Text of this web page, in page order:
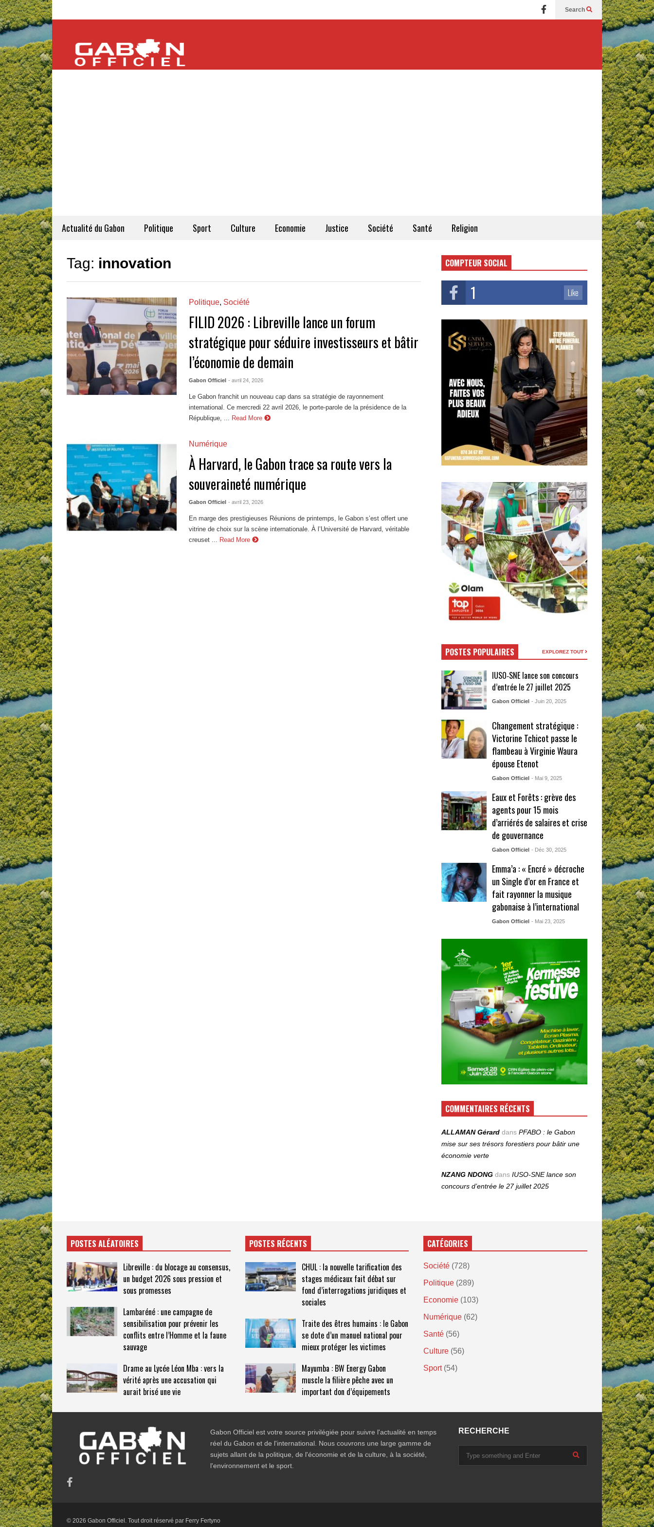
Search
Actualité du Gabon Politique Sport Culture Economie Justice Société Santé Religion
Tag: innovation
Politique, Société
FILID 2026 : Libreville lance un forum
stratégique pour séduire investisseurs et bâtir
l’économie de demain
Gabon Officiel - avril 24, 2026
Le Gabon franchit un nouveau cap dans sa stratégie de rayonnement
international. Ce mercredi 22 avril 2026, le porte-parole de la présidence de la
République, ...
Read More
Numérique
À Harvard, le Gabon trace sa route vers la
souveraineté numérique
Gabon Officiel - avril 23, 2026
En marge des prestigieuses Réunions de printemps, le Gabon s’est offert une
vitrine de choix sur la scène internationale. À l’Université de Harvard, véritable
creuset ...
Read More
COMPTEUR SOCIAL
1 Like
POSTES POPULAIRES EXPLOREZ TOUT
IUSO‑SNE lance son concours
d’entrée le 27 juillet 2025
Gabon Officiel - Juin 20, 2025
Changement stratégique :
Victorine Tchicot passe le
flambeau à Virginie Waura
épouse Etenot
Gabon Officiel - Mai 9, 2025
Eaux et Forêts : grève des
agents pour 15 mois
d’arriérés de salaires et crise
de gouvernance
Gabon Officiel - Déc 30, 2025
Emma’a : « Encré » décroche
un Single d’or en France et
fait rayonner la musique
gabonaise à l’international
Gabon Officiel - Mai 23, 2025
COMMENTAIRES RÉCENTS
ALLAMAN Gérard dansPFABO : le Gabon
mise sur ses trésors forestiers pour bâtir une
économie verte
NZANG NDONG dansIUSO‑SNE lance son
concours d’entrée le 27 juillet 2025
POSTES ALÉATOIRES
Libreville : du blocage au consensus,
un budget 2026 sous pression et
sous promesses
Lambaréné : une campagne de
sensibilisation pour prévenir les
conflits entre l’Homme et la faune
sauvage
Drame au Lycée Léon Mba : vers la
vérité après une accusation qui
aurait brisé une vie
POSTES RÉCENTS
CHUL : la nouvelle tarification des
stages médicaux fait débat sur
fond d’interrogations juridiques et
sociales
Traite des êtres humains : le Gabon
se dote d’un manuel national pour
mieux protéger les victimes
Mayumba : BW Energy Gabon
muscle la filière pêche avec un
important don d’équipements
CATÉGORIES
Société (728)
Politique (289)
Economie (103)
Numérique (62)
Santé (56)
Culture (56)
Sport (54)
Gabon Officiel est votre source privilégiée pour suivre l'actualité en temps
réel du Gabon et de l'international. Nous couvrons une large gamme de
sujets allant de la politique, de l'économie et de la culture, à la société,
l'environnement et le sport.
RECHERCHE
© 2026 Gabon Officiel. Tout droit réservé par Ferry Fertyno